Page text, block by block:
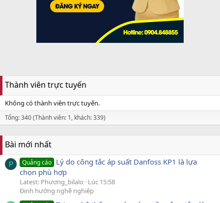
Thành viên trực tuyến
Không có thành viên trực tuyến.
Tổng: 340 (Thành viên: 1, khách: 339)
Bài mới nhất
P Quảng cáo Lý do công tắc áp suất Danfoss KP1 là lựa
chọn phù hợp
Latest: Phương_bilalo
Lúc 15:58
Định hướng nghề nghiệp